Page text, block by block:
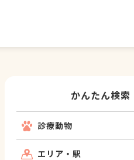
かんたん検索
診療動物
エリア・駅